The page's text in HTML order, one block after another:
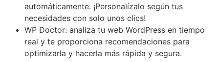
automáticamente. ¡Personalízalo según tus
necesidades con solo unos clics!
WP Doctor: analiza tu web WordPress en tiempo
real y te proporciona recomendaciones para
optimizarla y hacerla más rápida y segura.